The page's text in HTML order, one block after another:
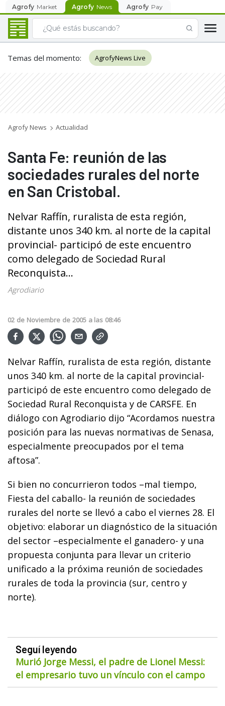
Agrofy Market Agrofy News Agrofy Pay
Temas del momento: AgrofyNews Live
Agrofy News Actualidad
Santa Fe: reunión de las
sociedades rurales del norte
en San Cristobal.
Nelvar Raffín, ruralista de esta región,
distante unos 340 km. al norte de la capital
provincial- participó de este encuentro
como delegado de Sociedad Rural
Reconquista...
Agrodiario
02 de Noviembre de 2005 a las 08:46
Nelvar Raffín, ruralista de esta región, distante
unos 340 km. al norte de la capital provincial-
participó de este encuentro como delegado de
Sociedad Rural Reconquista y de CARSFE. En
diálogo con Agrodiario dijo “Acordamos nuestra
posición para las nuevas normativas de Senasa,
especialmente preocupados por el tema
aftosa”.
Si bien no concurrieron todos –mal tiempo,
Fiesta del caballo- la reunión de sociedades
rurales del norte se llevó a cabo el viernes 28. El
objetivo: elaborar un diagnóstico de la situación
del sector –especialmente el ganadero- y una
propuesta conjunta para llevar un criterio
unificado a la próxima reunión de sociedades
rurales de toda la provincia (sur, centro y
norte).
Seguí leyendo
Murió Jorge Messi, el padre de Lionel Messi:
el empresario tuvo un vínculo con el campo